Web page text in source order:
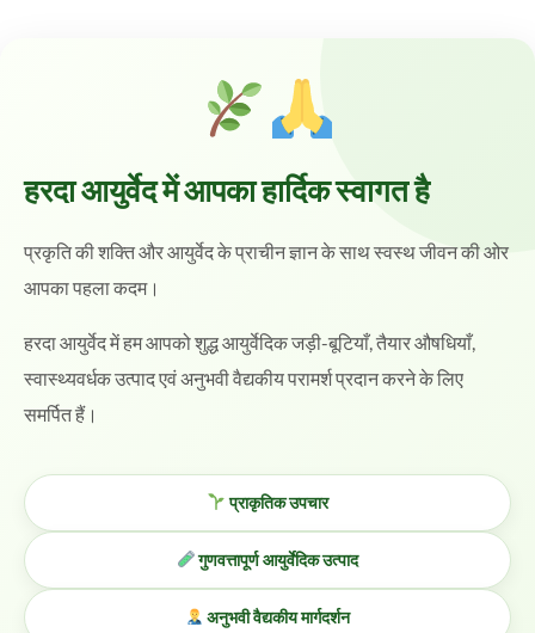
हरदा आयुर्वेद में आपका हार्दिक स्वागत है
प्रकृति की शक्ति और आयुर्वेद के प्राचीन ज्ञान के साथ स्वस्थ जीवन की ओर
आपका पहला कदम।
हरदा आयुर्वेद में हम आपको शुद्ध आयुर्वेदिक जड़ी-बूटियाँ, तैयार औषधियाँ,
स्वास्थ्यवर्धक उत्पाद एवं अनुभवी वैद्यकीय परामर्श प्रदान करने के लिए
समर्पित हैं।
प्राकृतिक उपचार
गुणवत्तापूर्ण आयुर्वेदिक उत्पाद
अनुभवी वैद्यकीय मार्गदर्शन